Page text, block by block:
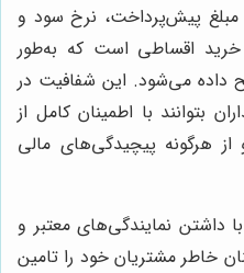
پیش‌پرداخت، نرخ سود و
خرید اقساطی است که به‌طور
داده می‌شود. این شفافیت در
بتوانند با اطمینان کامل از
هرگونه پیچیدگی‌های مالی
داشتن نمایندگی‌های معتبر و
خاطر مشتریان خود را تامین